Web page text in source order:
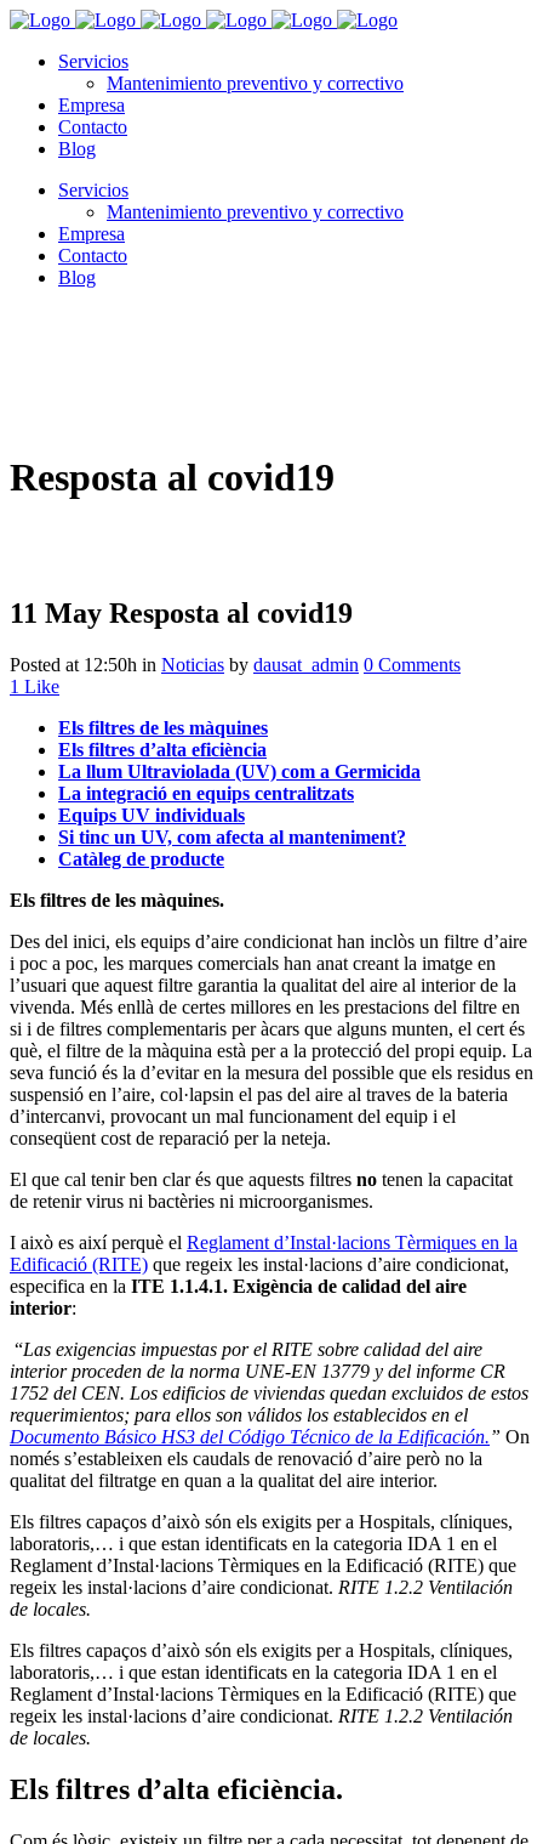
Servicios
Mantenimiento preventivo y correctivo
Empresa
Contacto
Blog
Servicios
Mantenimiento preventivo y correctivo
Empresa
Contacto
Blog
Resposta al covid19
11 May Resposta al covid19
Posted at 12:50h in Noticias by dausat_admin 0 Comments
1 Like
Els filtres de les màquines
Els filtres d’alta eficiència
La llum Ultraviolada (UV) com a Germicida
La integració en equips centralitzats
Equips UV individuals
Si tinc un UV, com afecta al manteniment?
Catàleg de producte
Els filtres de les màquines.
Des del inici, els equips d’aire condicionat han inclòs un filtre d’aire
i poc a poc, les marques comercials han anat creant la imatge en
l’usuari que aquest filtre garantia la qualitat del aire al interior de la
vivenda. Més enllà de certes millores en les prestacions del filtre en
si i de filtres complementaris per àcars que alguns munten, el cert és
què, el filtre de la màquina està per a la protecció del propi equip. La
seva funció és la d’evitar en la mesura del possible que els residus en
suspensió en l’aire, col·lapsin el pas del aire al traves de la bateria
d’intercanvi, provocant un mal funcionament del equip i el
conseqüent cost de reparació per la neteja.
El que cal tenir ben clar és que aquests filtres no tenen la capacitat
de retenir virus ni bactèries ni microorganismes.
I això es així perquè el Reglament d’Instal·lacions Tèrmiques en la
Edificació (RITE) que regeix les instal·lacions d’aire condicionat,
especifica en la ITE 1.1.4.1. Exigència de calidad del aire
interior:
“Las exigencias impuestas por el RITE sobre calidad del aire
interior proceden de la norma UNE-EN 13779 y del informe CR
1752 del CEN. Los edificios de viviendas quedan excluidos de estos
requerimientos; para ellos son válidos los establecidos en el
Documento Básico HS3 del Código Técnico de la Edificación.” On
només s’estableixen els caudals de renovació d’aire però no la
qualitat del filtratge en quan a la qualitat del aire interior.
Els filtres capaços d’això són els exigits per a Hospitals, clíniques,
laboratoris,… i que estan identificats en la categoria IDA 1 en el
Reglament d’Instal·lacions Tèrmiques en la Edificació (RITE) que
regeix les instal·lacions d’aire condicionat. RITE 1.2.2 Ventilación
de locales.
Els filtres capaços d’això són els exigits per a Hospitals, clíniques,
laboratoris,… i que estan identificats en la categoria IDA 1 en el
Reglament d’Instal·lacions Tèrmiques en la Edificació (RITE) que
regeix les instal·lacions d’aire condicionat. RITE 1.2.2 Ventilación
de locales.
Els filtres d’alta eficiència.